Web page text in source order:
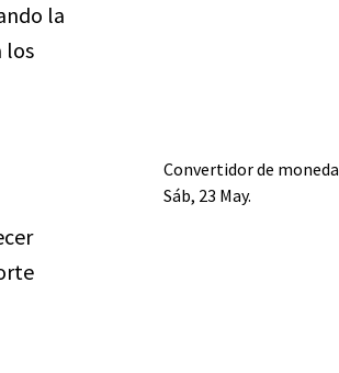
la
los
Convertidor de moneda
Sáb, 23 May.